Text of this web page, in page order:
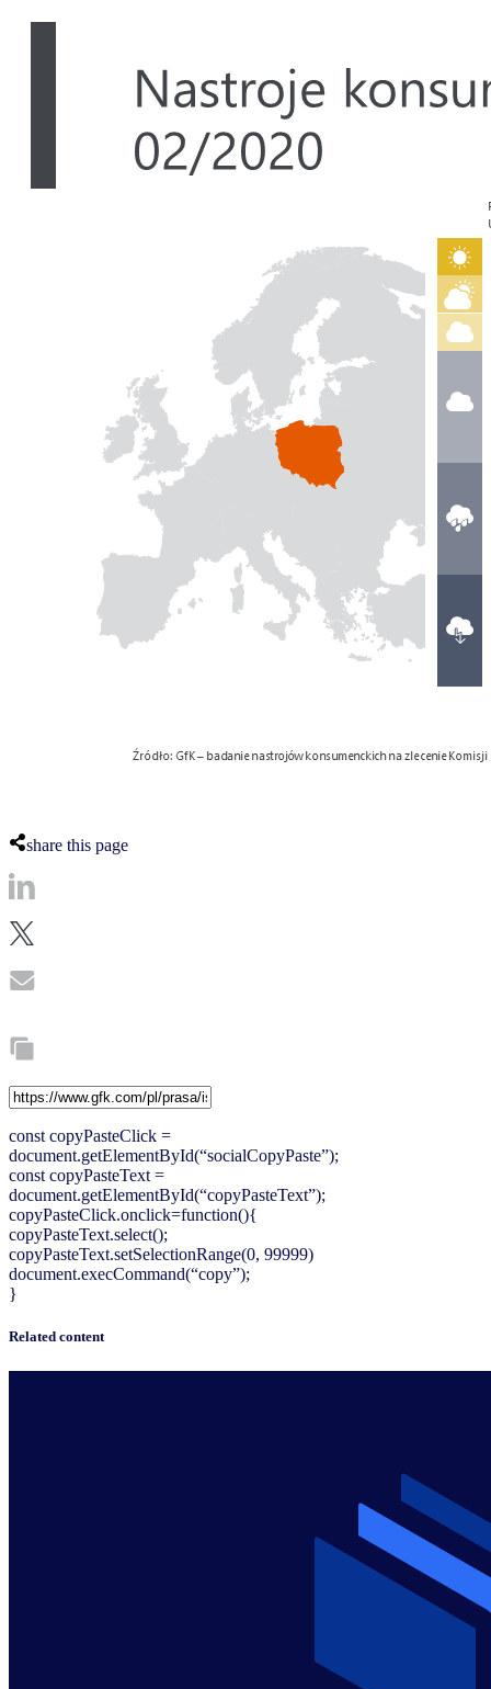
share this page
const copyPasteClick =
document.getElementById(“socialCopyPaste”);
const copyPasteText =
document.getElementById(“copyPasteText”);
copyPasteClick.onclick=function(){
copyPasteText.select();
copyPasteText.setSelectionRange(0, 99999)
document.execCommand(“copy”);
}
Related content